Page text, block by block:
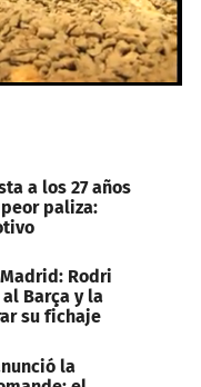
a los 27 años
paliza:
Rodri
Barça y la
su fichaje
la